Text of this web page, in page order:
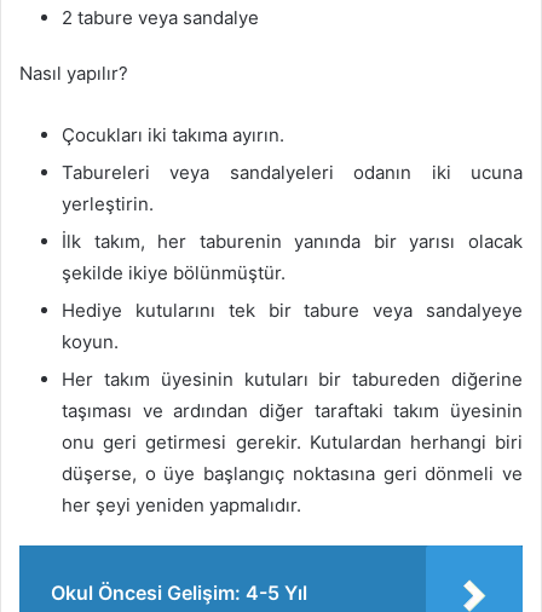
2 tabure veya sandalye
Nasıl yapılır?
Çocukları iki takıma ayırın.
Tabureleri veya sandalyeleri odanın iki ucuna
yerleştirin.
İlk takım, her taburenin yanında bir yarısı olacak
şekilde ikiye bölünmüştür.
Hediye kutularını tek bir tabure veya sandalyeye
koyun.
Her takım üyesinin kutuları bir tabureden diğerine
taşıması ve ardından diğer taraftaki takım üyesinin
onu geri getirmesi gerekir. Kutulardan herhangi biri
düşerse, o üye başlangıç ​​noktasına geri dönmeli ve
her şeyi yeniden yapmalıdır.
Okul Öncesi Gelişim: 4-5 Yıl